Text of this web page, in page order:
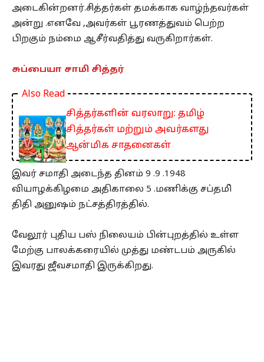
அடைகின்றனர்.சித்தர்கள் தமக்காக வாழ்ந்தவர்கள்
அன்று .எனவே ,அவர்கள் பூரணத்துவம் பெற்ற
பிறகும் நம்மை ஆசீர்வதித்து வருகிறார்கள்.
சுப்பையா சாமி சித்தர்
Also Read
சித்தர்களின் வரலாறு: தமிழ்
சித்தர்கள் மற்றும் அவர்களது
ஆன்மிக சாதனைகள்
இவர் சமாதி அடைந்த தினம் 9 .9 .1948
வியாழக்கிழமை அதிகாலை 5 .மணிக்கு சப்தமி்
திதி அனுஷம் நட்சத்திரத்தில்.
வேலூர் புதிய பஸ் நிலையம் பின்புறத்தில் உள்ள
மேற்கு பாலக்கரையில் முத்து மண்டபம் அருகில்
இவரது ஜீவசமாதி இருக்கிறது.